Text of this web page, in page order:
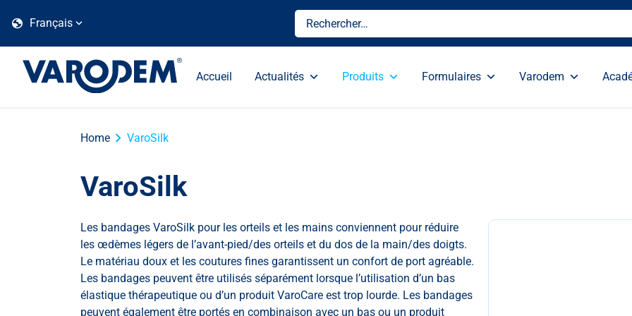
globe Français
Accueil Actualités Produits Formulaires Varodem
Home chevron_right VaroSilk
VaroSilk
Les bandages VaroSilk pour les orteils et les mains conviennent pour réduire
les œdèmes légers de l’avant-pied/des orteils et du dos de la main/des doigts.
Le matériau doux et les coutures fines garantissent un confort de port agréable.
Les bandages peuvent être utilisés séparément lorsque l’utilisation d’un bas
élastique thérapeutique ou d’un produit VaroCare est trop lourde. Les bandages
peuvent également être portés en combinaison avec un bas ou un produit